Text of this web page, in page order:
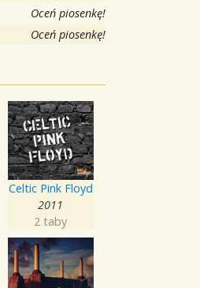
Oceń piosenkę!
Oceń piosenkę!
Celtic Pink Floyd
2011
2 taby